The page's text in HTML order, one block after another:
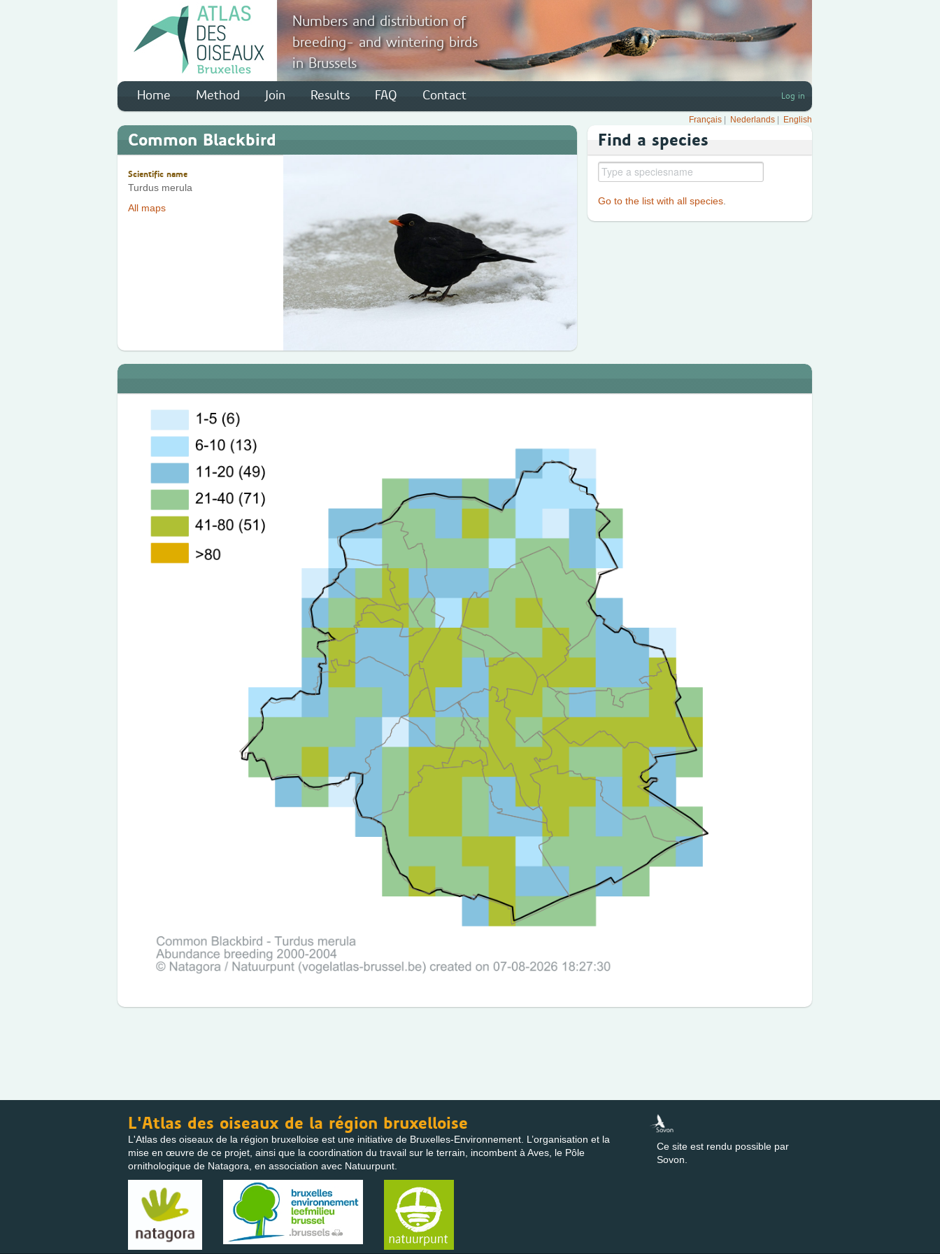
Numbers and distribution of
breeding- and wintering birds
in Brussels
Home Method Join Results FAQ Contact Log in
Français Nederlands English
Common Blackbird
Scientific name
Turdus merula
All maps
Find a species
Go to the list with all species
L'Atlas des oiseaux de la région bruxelloise
L'Atlas des oiseaux de la région bruxelloise est une initiative de Bruxelles-Environnement. L’organisation et la
mise en œuvre de ce projet, ainsi que la coordination du travail sur le terrain, incombent à Aves, le Pôle
ornithologique de Natagora, en association avec Natuurpunt.
Ce site est rendu possible par
Sovon.